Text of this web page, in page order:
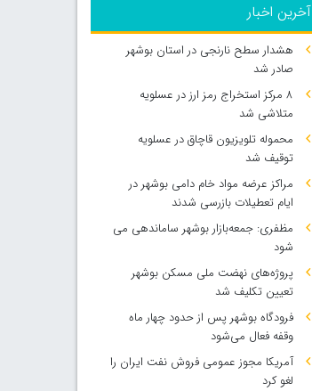
آخرین اخبار
هشدار سطح نارنجی در استان بوشهر
صادر شد
۸ مرکز استخراج رمز ارز در عسلویه
متلاشی شد
محموله تلویزیون قاچاق در عسلویه
توقیف شد
مراکز عرضه مواد خام دامی بوشهر در
ایام تعطیلات بازرسی شدند
مظفری: جمعه‌بازار بوشهر ساماندهی می‌
شود
پروژه‌های نهضت ملی مسکن بوشهر
تعیین تکلیف شد
فرودگاه بوشهر پس از حدود چهار ماه
وقفه فعال می‌شود
آمریکا مجوز عمومی فروش نفت ایران را
لغو کرد